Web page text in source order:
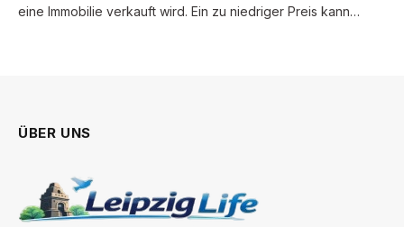
eine Immobilie verkauft wird. Ein zu niedriger Preis kann…
ÜBER UNS